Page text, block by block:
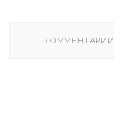
КОММЕНТАРИИ